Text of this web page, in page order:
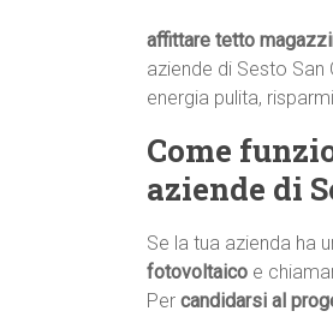
affittare tetto
aziende di Sesto
energia pulita,
Come
aziende di
Se la tua azienda ha
fotovoltaico e
Per candidarsi al